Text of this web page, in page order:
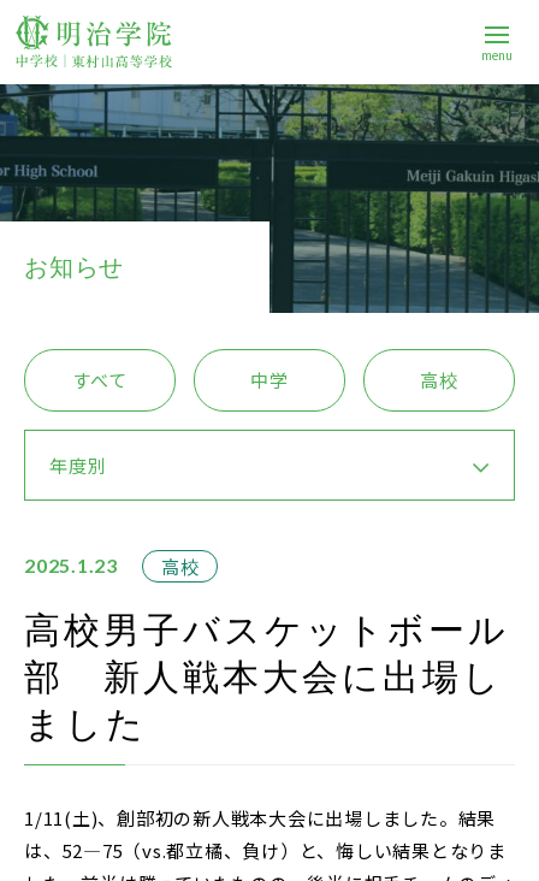
menu
学校案内
中学校
進路
Q&A
在校生・保護者の方
お問い合わせ
資料請求
Instagram
採用情報
お知らせ
すべて 中学 高校
年度別
2025.1.23 高校
高校男子バスケットボール
部 新人戦本大会に出場し
ました
1/11(土)、創部初の新人戦本大会に出場しました。結果
は、52―75（vs.都立橘、負け）と、悔しい結果となりま